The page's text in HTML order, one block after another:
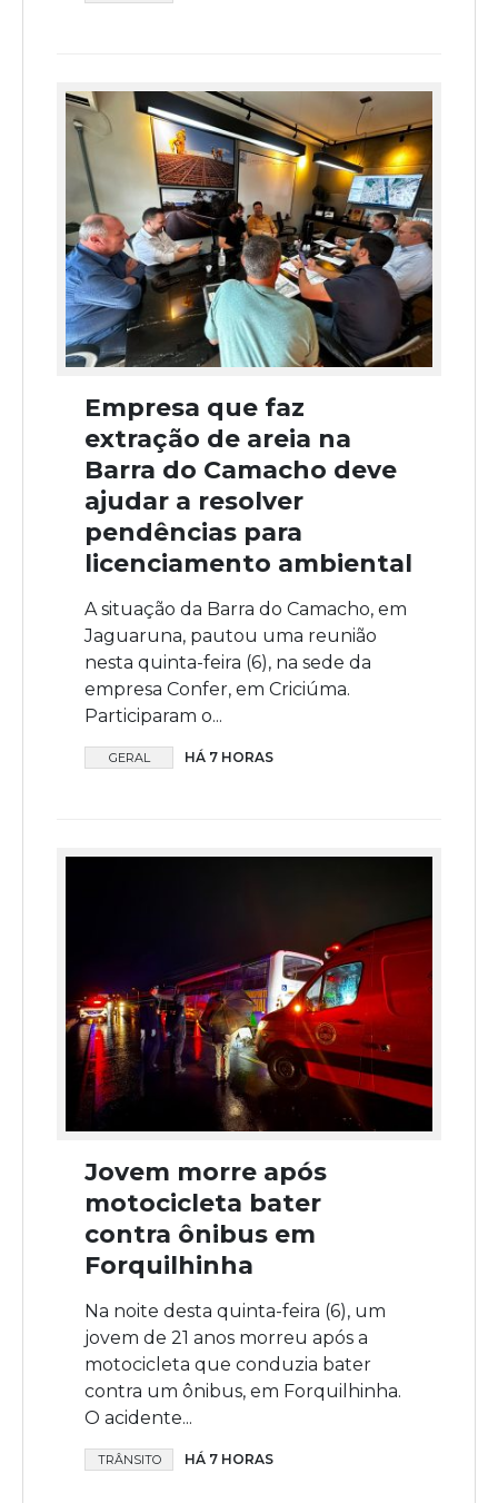
Empresa que faz
extração de areia na
Barra do Camacho deve
ajudar a resolver
pendências para
licenciamento ambiental
A situação da Barra do Camacho, em
Jaguaruna, pautou uma reunião
nesta quinta-feira (6), na sede da
empresa Confer, em Criciúma.
Participaram o...
GERAL HÁ 7 HORAS
Jovem morre após
motocicleta bater
contra ônibus em
Forquilhinha
Na noite desta quinta-feira (6), um
jovem de 21 anos morreu após a
motocicleta que conduzia bater
contra um ônibus, em Forquilhinha.
O acidente...
TRÂNSITO HÁ 7 HORAS